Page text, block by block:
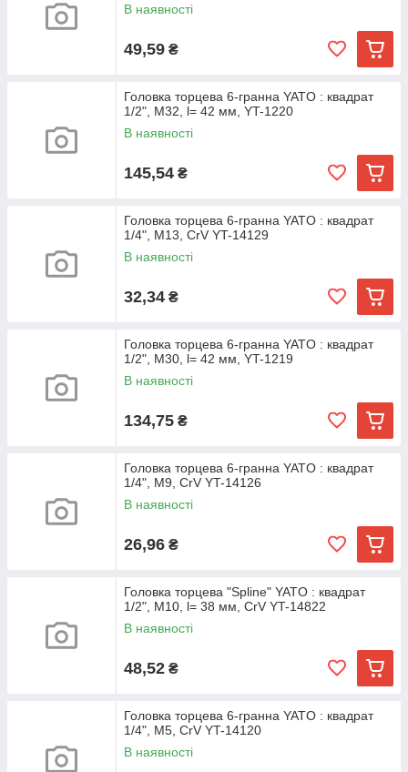
В наявності
49,59 ₴
Головка торцева 6-гранна YATO : квадрат
1/2", M32, l= 42 мм, YT-1220
В наявності
145,54 ₴
Головка торцева 6-гранна YATO : квадрат
1/4", М13, CrV YT-14129
В наявності
32,34 ₴
Головка торцева 6-гранна YATO : квадрат
1/2", M30, l= 42 мм, YT-1219
В наявності
134,75 ₴
Головка торцева 6-гранна YATO : квадрат
1/4", М9, CrV YT-14126
В наявності
26,96 ₴
Головка торцева "Spline" YATO : квадрат
1/2", M10, l= 38 мм, CrV YT-14822
В наявності
48,52 ₴
Головка торцева 6-гранна YATO : квадрат
1/4", М5, CrV YT-14120
В наявності